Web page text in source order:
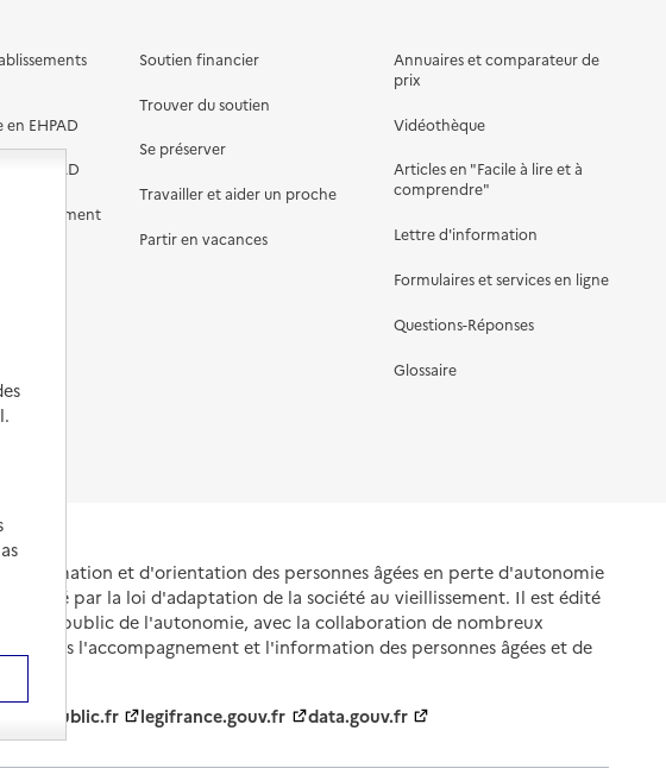
EHPAD
en EHPAD
Soutien financier
Trouver du soutien
Se préserver
Travailler et aider un proche
Partir en vacances
Annuaires et comparateur de
prix
Vidéothèque
Articles en "Facile à lire et à
comprendre"
Lettre d'information
Formulaires et services en ligne
Questions-Réponses
Glossaire
et d'orientation des personnes âgées en perte d'autonomie
créé par la loi d'adaptation de la société au vieillissement. Il est édité
Service public de l'autonomie, avec la collaboration de nombreux
dans l'accompagnement et l'information des personnes âgées et de
public.fr legifrance.gouv.fr data.gouv.fr